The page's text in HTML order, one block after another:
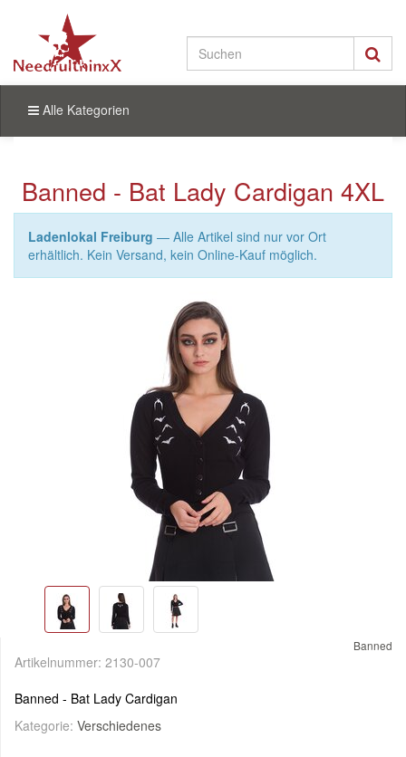
Alle Kategorien
Banned - Bat Lady Cardigan 4XL
Ladenlokal Freiburg — Alle Artikel sind nur vor Ort
erhältlich. Kein Versand, kein Online-Kauf möglich.
Banned
Artikelnummer: 2130-007
Banned - Bat Lady Cardigan
Kategorie: Verschiedenes